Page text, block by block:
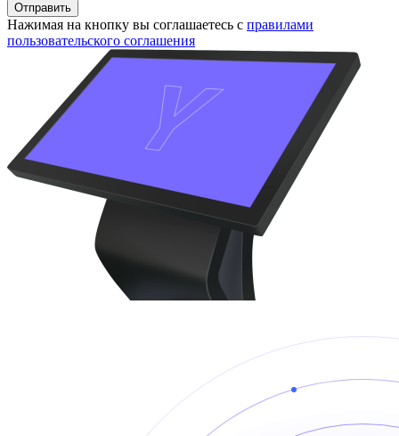
Отправить
Нажимая на кнопку вы соглашаетесь с правилами
пользовательского соглашения